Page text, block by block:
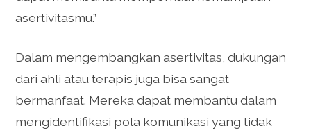
asertivitasmu.”
Dalam mengembangkan asertivitas, dukungan
dari ahli atau terapis juga bisa sangat
bermanfaat. Mereka dapat membantu dalam
mengidentifikasi pola komunikasi yang tidak